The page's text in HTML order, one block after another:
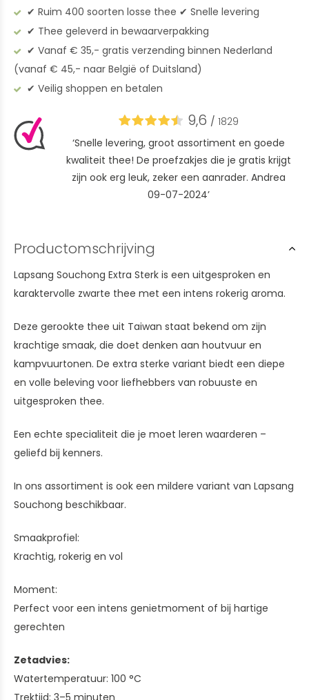
✔︎ Ruim 400 soorten losse thee ✔︎ Snelle levering
✔︎ Thee geleverd in bewaarverpakking
✔︎ Vanaf € 35,- gratis verzending binnen Nederland
(vanaf € 45,- naar België of Duitsland)
✔︎ Veilig shoppen en betalen
9,6 / 1829
‘Snelle levering, groot assortiment en goede
kwaliteit thee! De proefzakjes die je gratis krijgt
zijn ook erg leuk, zeker een aanrader. Andrea
09-07-2024’
Productomschrijving
Lapsang Souchong Extra Sterk is een uitgesproken en
karaktervolle zwarte thee met een intens rokerig aroma.
Deze gerookte thee uit Taiwan staat bekend om zijn
krachtige smaak, die doet denken aan houtvuur en
kampvuurtonen. De extra sterke variant biedt een diepe
en volle beleving voor liefhebbers van robuuste en
uitgesproken thee.
Een echte specialiteit die je moet leren waarderen –
geliefd bij kenners.
In ons assortiment is ook een mildere variant van Lapsang
Souchong beschikbaar.
Smaakprofiel:
Krachtig, rokerig en vol
Moment:
Perfect voor een intens genietmoment of bij hartige
gerechten
Zetadvies:
Watertemperatuur: 100 °C
Trektijd: 3–5 minuten